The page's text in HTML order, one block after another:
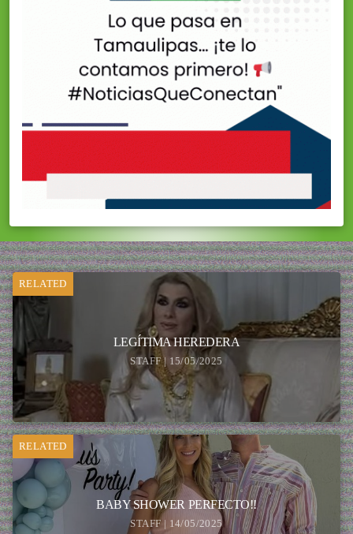
RELATED
LEGÍTIMA HEREDERA
STAFF | 15/05/2025
RELATED
BABY SHOWER PERFECTO!!
STAFF | 14/05/2025